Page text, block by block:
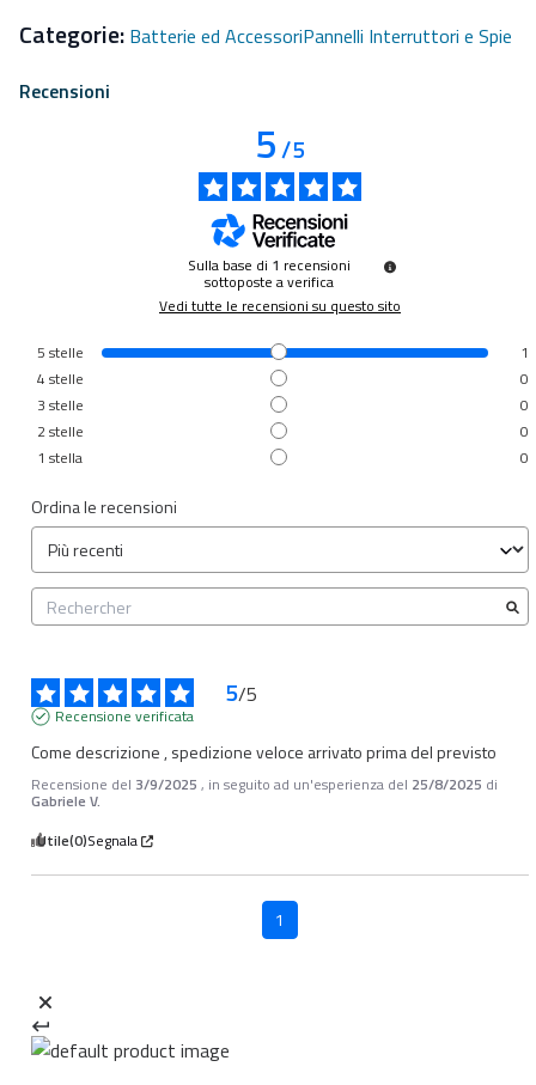
Categorie: Batterie ed AccessoriPannelli Interruttori e Spie
Recensioni
5/5
Sulla base di 1 recensioni
sottoposte a verifica
Vedi tutte le recensioni su questo sito
5 stelle
1
4 stelle
0
3 stelle
0
2stelle
0
1 stella 0
Ordina le recensioni
5/5
Recensione verificata
Come descrizione , spedizione veloce arrivato prima del previsto
Recensione del 3/9/2025 , in seguito ad un'esperienza del 25/8/2025 di
Gabriele V.
Utile(0)Segnala
1